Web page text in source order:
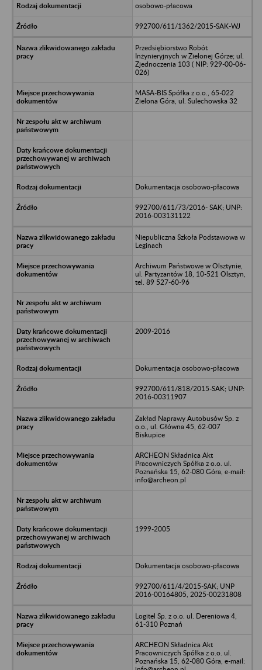
osobowo-płacowa
992700/611/1362/2015-SAK-WJ
Przedsiębiorstwo Robót
Inżynieryjnych w Zielonej Górze; ul.
Zjednoczenia 103 ( NIP: 929-00-06-
026)
MASA-BIS Spółka z o.o., 65-022
Zielona Góra, ul. Sulechowska 32
Dokumentacja osobowo-płacowa
992700/611/73/2016- SAK; UNP:
2016-003131122
Niepubliczna Szkoła Podstawowa w
Leginach
Archiwum Państwowe w Olsztynie,
ul. Partyzantów 18, 10-521 Olsztyn,
tel. 89 527-60-96
2009-2016
Dokumentacja osobowo-płacowa
992700/611/818/2015-SAK; UNP:
2016-00311907
Zakład Naprawy Autobusów Sp. z
o.o., ul. Główna 45, 62-007
Biskupice
ARCHEON Składnica Akt
Pracowniczych Spółka z o.o. ul.
Poznańska 15, 62-080 Góra, e-mail:
info@archeon.pl
1999-2005
Dokumentacja osobowo-płacowa
992700/611/4/2015-SAK; UNP
2016-00164805, 2025-00231808
Logitel Sp. z o.o. ul. Dereniowa 4,
61-310 Poznań
ARCHEON Składnica Akt
Pracowniczych Spółka z o.o. ul.
Poznańska 15, 62-080 Góra, e-mail: